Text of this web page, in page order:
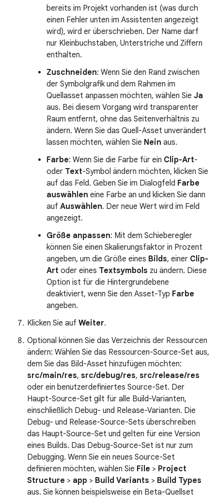
bereits im Projekt vorhanden ist (was durch
einen Fehler unten im Assistenten angezeigt
wird), wird er überschrieben. Der Name darf
nur Kleinbuchstaben, Unterstriche und Ziffern
enthalten.
Zuschneiden: Wenn Sie den Rand zwischen
der Symbolgrafik und dem Rahmen im
Quellasset anpassen möchten, wählen Sie Ja
aus. Bei diesem Vorgang wird transparenter
Raum entfernt, ohne das Seitenverhältnis zu
ändern. Wenn Sie das Quell-Asset unverändert
lassen möchten, wählen Sie Nein aus.
Farbe: Wenn Sie die Farbe für ein Clip-Art-
oder Text-Symbol ändern möchten, klicken Sie
auf das Feld. Geben Sie im Dialogfeld Farbe
auswählen eine Farbe an und klicken Sie dann
auf Auswählen. Der neue Wert wird im Feld
angezeigt.
Größe anpassen: Mit dem Schieberegler
können Sie einen Skalierungsfaktor in Prozent
angeben, um die Größe eines Bilds, einer Clip-
Art oder eines Textsymbols zu ändern. Diese
Option ist für die Hintergrundebene
deaktiviert, wenn Sie den Asset-Typ Farbe
angeben.
Klicken Sie auf Weiter.
Optional können Sie das Verzeichnis der Ressourcen
ändern: Wählen Sie das Ressourcen-Source-Set aus,
dem Sie das Bild-Asset hinzufügen möchten:
src/main/res, src/debug/res, src/release/res
oder ein benutzerdefiniertes Source-Set. Der
Haupt-Source-Set gilt für alle Build-Varianten,
einschließlich Debug- und Release-Varianten. Die
Debug- und Release-Source-Sets überschreiben
das Haupt-Source-Set und gelten für eine Version
eines Builds. Das Debug-Source-Set ist nur zum
Debugging. Wenn Sie ein neues Source-Set
definieren möchten, wählen Sie File > Project
Structure > app > Build Variants > Build Types
aus. Sie können beispielsweise ein Beta-Quellset